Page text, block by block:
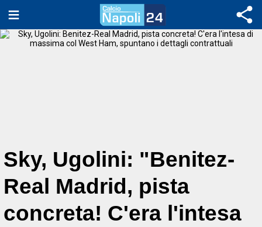
Sky, Ugolini: "Benitez-
Real Madrid, pista
concreta! C'era l'intesa